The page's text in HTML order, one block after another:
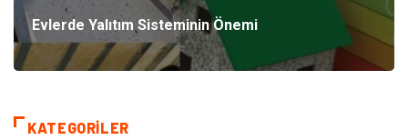
Evlerde Yalıtım Sisteminin Önemi
KATEGORILER